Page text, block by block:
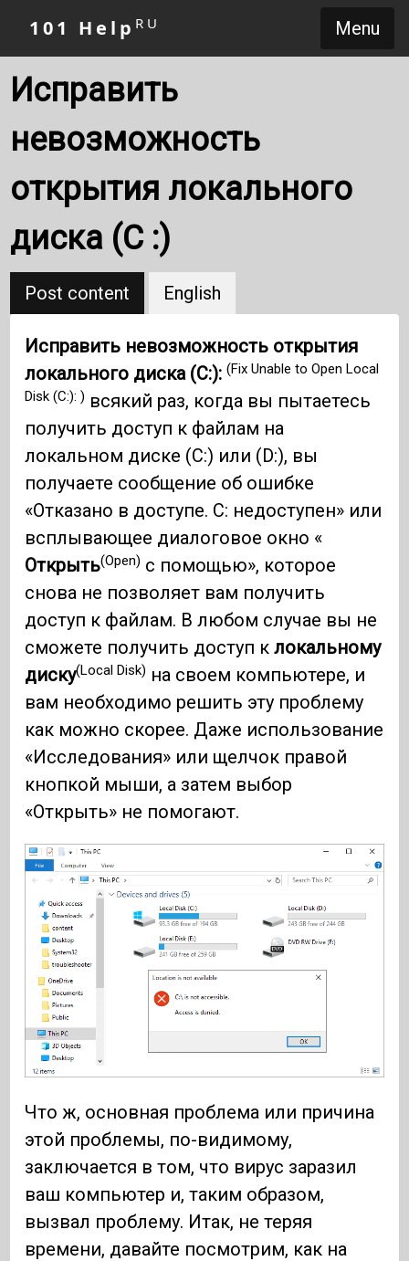
Menu
101 Help RU
Исправить
невозможность
открытия локального
диска (C :)
Post content English
Исправить невозможность открытия
локального диска (C:):(Fix Unable to Open Local
Disk (C:): ) всякий раз, когда вы пытаетесь
получить доступ к файлам на
локальном диске (C:) или (D:), вы
получаете сообщение об ошибке
«Отказано в доступе. C: недоступен» или
всплывающее диалоговое окно «
Открыть(Open) с помощью», которое
снова не позволяет вам получить
доступ к файлам. В любом случае вы не
сможете получить доступ клокальному
диску(Local Disk) на своем компьютере, и
вам необходимо решить эту проблему
как можно скорее. Даже использование
«Исследования» или щелчок правой
кнопкой мыши, а затем выбор
«Открыть» не помогают.
Что ж, основная проблема или причина
этой проблемы, по-видимому,
заключается в том, что вирус заразил
ваш компьютер и, таким образом,
вызвал проблему. Итак, не теряя
времени, давайте посмотрим, как на